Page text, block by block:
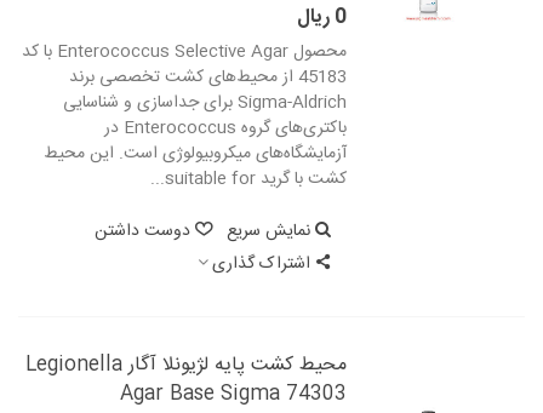
0 ریال
محصول Enterococcus Selective Agar با کد
45183 از محیط‌های کشت تخصصی برند
Sigma-Aldrich برای جداسازی و شناسایی
باکتری‌های گروه Enterococcus در
آزمایشگاه‌های میکروبیولوژی است. این محیط
کشت با گرید suitable for...
نمایش سریع
دوست داشتن
اشتراک گذاری
محیط کشت پایه لژیونلا آگار Legionella
Agar Base Sigma 74303